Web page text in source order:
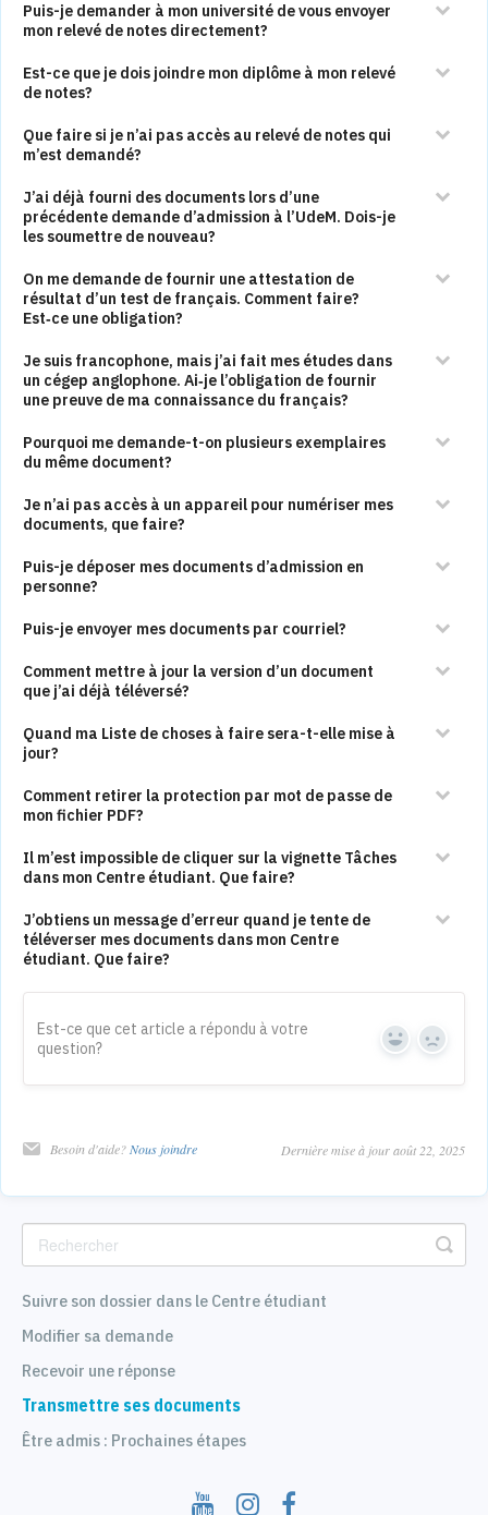
Puis-je demander à mon université de vous envoyer
mon relevé de notes directement?
Est-ce que je dois joindre mon diplôme à mon relevé
de notes?
Que faire si je n’ai pas accès au relevé de notes qui
m’est demandé?
J’ai déjà fourni des documents lors d’une
précédente demande d’admission à l’UdeM. Dois-je
les soumettre de nouveau?
On me demande de fournir une attestation de
résultat d’un test de français. Comment faire?
Est‑ce une obligation?
Je suis francophone, mais j’ai fait mes études dans
un cégep anglophone. Ai‑je l’obligation de fournir
une preuve de ma connaissance du français?
Pourquoi me demande-t-on plusieurs exemplaires
du même document?
Je n’ai pas accès à un appareil pour numériser mes
documents, que faire?
Puis-je déposer mes documents d’admission en
personne?
Puis-je envoyer mes documents par courriel?
Comment mettre à jour la version d’un document
que j’ai déjà téléversé?
Quand ma Liste de choses à faire sera-t-elle mise à
jour?
Comment retirer la protection par mot de passe de
mon fichier PDF?
Il m’est impossible de cliquer sur la vignette Tâches
dans mon Centre étudiant. Que faire?
J’obtiens un message d’erreur quand je tente de
téléverser mes documents dans mon Centre
étudiant. Que faire?
Est-ce que cet article a répondu à votre
question?
Yes No
Besoin d'aide?Nous joindre Dernière mise à jour août 22, 2025
Suivre son dossier dans le Centre étudiant
Modifier sa demande
Recevoir une réponse
Transmettre ses documents
Être admis : Prochaines étapes